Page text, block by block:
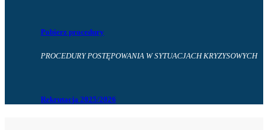
Pobierz procedury
PROCEDURY POSTĘPOWANIA W SYTUACJACH KRYZYSOWYCH
Rekrutacja 2025/2026